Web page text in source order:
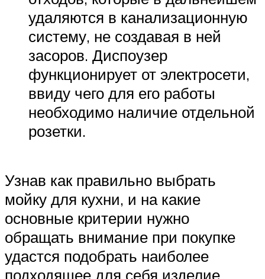
удаляются в канализационную
систему, не создавая в ней
засоров. Диспоузер
функционирует от электросети,
ввиду чего для его работы
необходимо наличие отдельной
розетки.
Узнав как правильно выбрать
мойку для кухни, и на какие
основные критерии нужно
обращать внимание при покупке
удастся подобрать наиболее
подходящее для себя изделие,